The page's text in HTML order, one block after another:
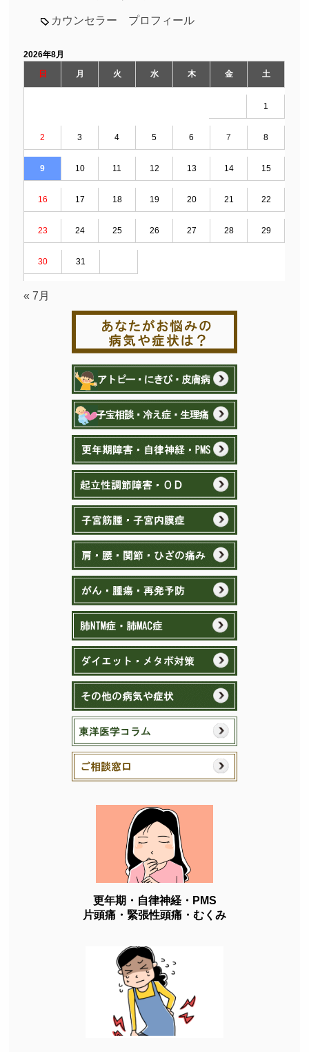
カウンセラー プロフィール
2026年8月
日
月 火 水 木 金 土
1
2 3 4 5 6 7 8
9 10 11 12 13 14 15
16 17 18 19 20 21 22
23 24 25 26 27 28 29
30 31
« 7月
更年期・自律神経・PMS
片頭痛・緊張性頭痛・むくみ